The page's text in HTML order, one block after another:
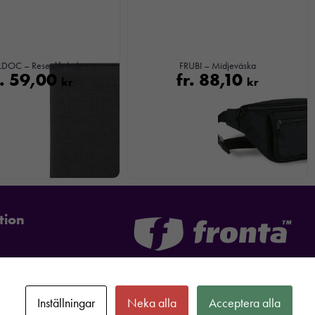
– Reseplånbok
59,00 kr
FRUBI – Midjeväska
fr. 88,10 kr
Inställningar Neka alla Acceptera alla